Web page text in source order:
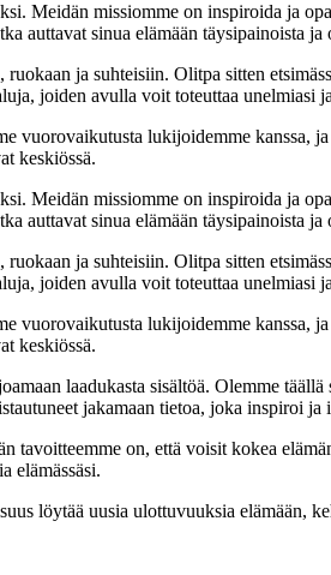
Meidän missiomme on inspiroida ja
auttavat sinua elämään täysipainoista ja
ja suhteisiin. Olitpa sitten
joiden avulla voit toteuttaa unelmiasi
lukijoidemme kanssa,
keskiössä.
Meidän missiomme on inspiroida ja
auttavat sinua elämään täysipainoista ja
ja suhteisiin. Olitpa sitten
joiden avulla voit toteuttaa unelmiasi
lukijoidemme kanssa,
keskiössä.
laadukasta sisältöä. Olemme
jakamaan tietoa, joka inspiroi ja
on, että voisit kokea
elämässäsi.
löytää uusia ulottuvuuksia elämään,